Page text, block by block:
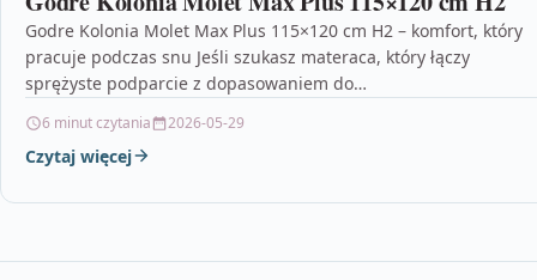
Godre Kolonia Molet Max Plus 115×120 cm H2 – komfort, który
pracuje podczas snu Jeśli szukasz materaca, który łączy
sprężyste podparcie z dopasowaniem do…
6 minut czytania 2026-05-29
Czytaj więcej